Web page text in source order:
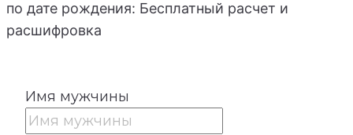
по дате рождения: Бесплатный расчет и
расшифровка
Имя мужчины